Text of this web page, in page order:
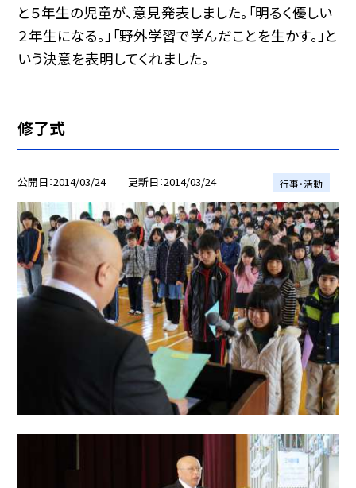
と５年生の児童が、意見発表しました。「明るく優しい
２年生になる。」「野外学習で学んだことを生かす。」と
いう決意を表明してくれました。
修了式
公開日 2014/03/24 更新日 2014/03/24 行事・活動